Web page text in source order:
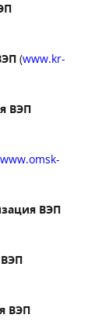
(www.kr-
ВЭП
www.omsk-
ВЭП
ВЭП